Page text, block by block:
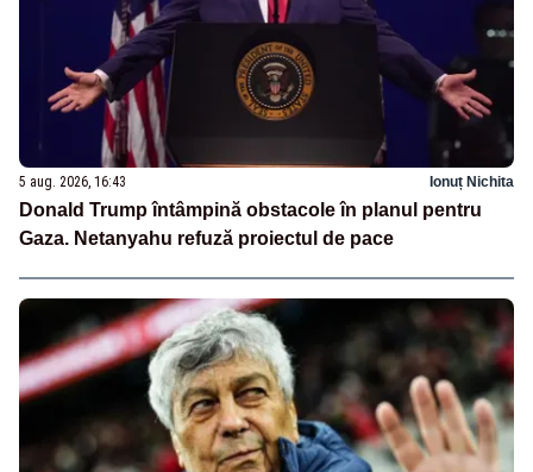
5 aug. 2026, 16:43 Ionuț Nichita
Donald Trump întâmpină obstacole în planul pentru
Gaza. Netanyahu refuză proiectul de pace